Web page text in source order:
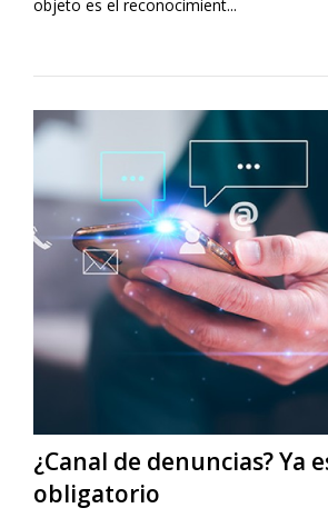
objeto es el reconocimient...
¿Canal de denuncias? Ya
obligatorio